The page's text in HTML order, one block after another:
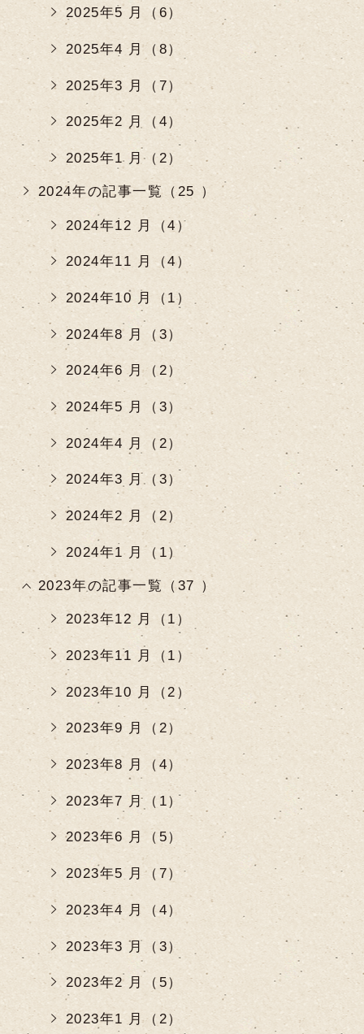
2025年5 月（6）
2025年4 月（8）
2025年3 月（7）
2025年2 月（4）
2025年1 月（2）
2024年の記事一覧（25 ）
2024年12 月（4）
2024年11 月（4）
2024年10 月（1）
2024年8 月（3）
2024年6 月（2）
2024年5 月（3）
2024年4 月（2）
2024年3 月（3）
2024年2 月（2）
2024年1 月（1）
2023年の記事一覧（37 ）
2023年12 月（1）
2023年11 月（1）
2023年10 月（2）
2023年9 月（2）
2023年8 月（4）
2023年7 月（1）
2023年6 月（5）
2023年5 月（7）
2023年4 月（4）
2023年3 月（3）
2023年2 月（5）
2023年1 月（2）